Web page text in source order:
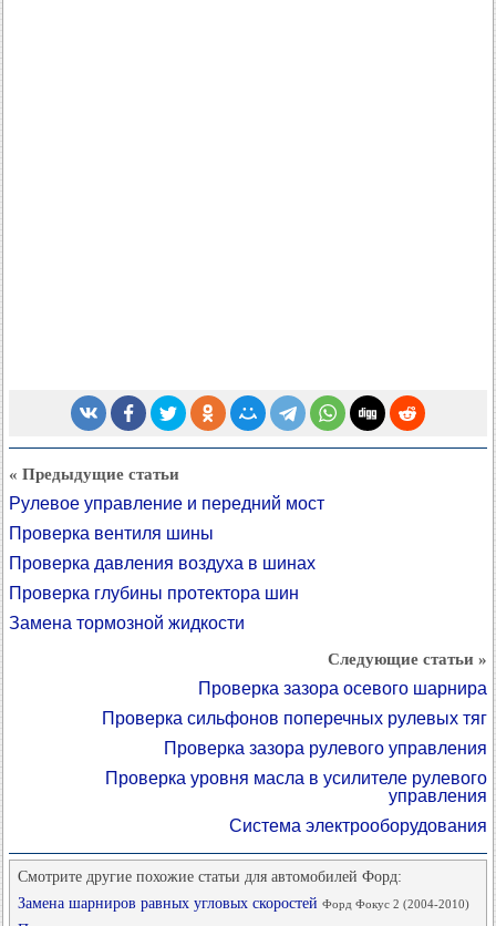
« Предыдущие статьи
Рулевое управление и передний мост
Проверка вентиля шины
Проверка давления воздуха в шинах
Проверка глубины протектора шин
Замена тормозной жидкости
Следующие статьи »
Проверка зазора осевого шарнира
Проверка сильфонов поперечных рулевых тяг
Проверка зазора рулевого управления
Проверка уровня масла в усилителе рулевого
управления
Система электрооборудования
Смотрите другие похожие статьи для автомобилей Форд:
Замена шарниров равных угловых скоростей Форд Фокус 2 (2004-2010)